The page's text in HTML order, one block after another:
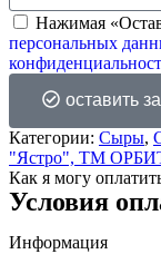
Нажимая
персональных
оставить
Категории: Сыры,
"Ястро", ТМ
Как я могу
Условия
Информация